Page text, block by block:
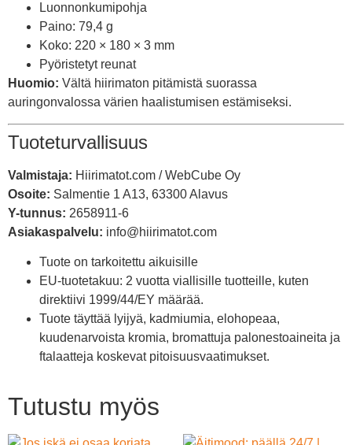
Luonnonkumipohja
Paino: 79,4 g
Koko: 220 × 180 × 3 mm
Pyöristetyt reunat
Huomio: Vältä hiirimaton pitämistä suorassa
auringonvalossa värien haalistumisen estämiseksi.
Tuoteturvallisuus
Valmistaja: Hiirimatot.com / WebCube Oy
Osoite: Salmentie 1 A13, 63300 Alavus
Y-tunnus: 2658911-6
Asiakaspalvelu: info@hiirimatot.com
Tuote on tarkoitettu aikuisille
EU-tuotetakuu: 2 vuotta viallisille tuotteille, kuten
direktiivi 1999/44/EY määrää.
Tuote täyttää lyijyä, kadmiumia, elohopeaa,
kuudenarvoista kromia, bromattuja palonestoaineita ja
ftalaatteja koskevat pitoisuusvaatimukset.
Tutustu myös